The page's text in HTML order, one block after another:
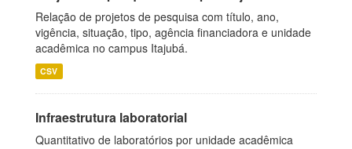
Relação de projetos de pesquisa com título, ano,
vigência, situação, tipo, agência financiadora e unidade
acadêmica no campus Itajubá.
CSV
Infraestrutura laboratorial
Quantitativo de laboratórios por unidade acadêmica